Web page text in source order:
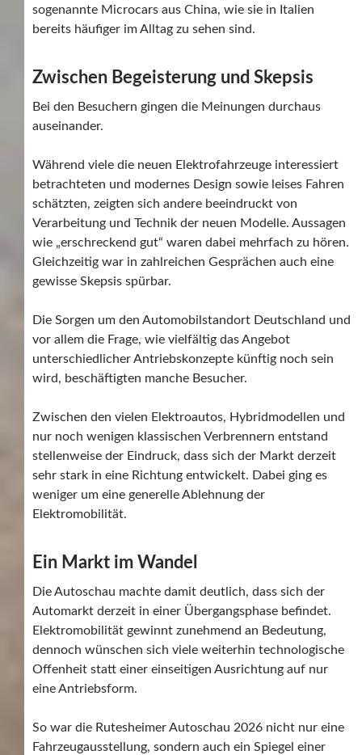
sogenannte Microcars aus China, wie sie in Italien
bereits häufiger im Alltag zu sehen sind.
Zwischen Begeisterung und Skepsis
Bei den Besuchern gingen die Meinungen durchaus
auseinander.
Während viele die neuen Elektrofahrzeuge interessiert
betrachteten und modernes Design sowie leises Fahren
schätzten, zeigten sich andere beeindruckt von
Verarbeitung und Technik der neuen Modelle. Aussagen
wie „erschreckend gut“ waren dabei mehrfach zu hören.
Gleichzeitig war in zahlreichen Gesprächen auch eine
gewisse Skepsis spürbar.
Die Sorgen um den Automobilstandort Deutschland und
vor allem die Frage, wie vielfältig das Angebot
unterschiedlicher Antriebskonzepte künftig noch sein
wird, beschäftigten manche Besucher.
Zwischen den vielen Elektroautos, Hybridmodellen und
nur noch wenigen klassischen Verbrennern entstand
stellenweise der Eindruck, dass sich der Markt derzeit
sehr stark in eine Richtung entwickelt. Dabei ging es
weniger um eine generelle Ablehnung der
Elektromobilität.
Ein Markt im Wandel
Die Autoschau machte damit deutlich, dass sich der
Automarkt derzeit in einer Übergangsphase befindet.
Elektromobilität gewinnt zunehmend an Bedeutung,
dennoch wünschen sich viele weiterhin technologische
Offenheit statt einer einseitigen Ausrichtung auf nur
eine Antriebsform.
So war die Rutesheimer Autoschau 2026 nicht nur eine
Fahrzeugausstellung, sondern auch ein Spiegel einer